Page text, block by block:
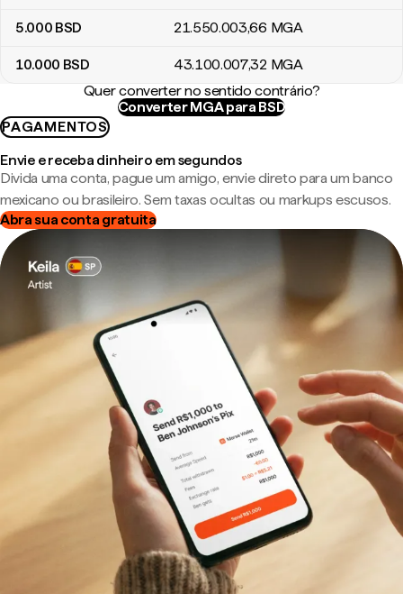
5.000 BSD 21.550.003,66 MGA
10.000 BSD 43.100.007,32 MGA
Quer converter no sentido contrário?
Converter MGA para BSD
PAGAMENTOS
Envie e receba dinheiro em segundos
Divida uma conta, pague um amigo, envie direto para um banco
mexicano ou brasileiro. Sem taxas ocultas ou markups escusos.
Abra sua conta gratuita